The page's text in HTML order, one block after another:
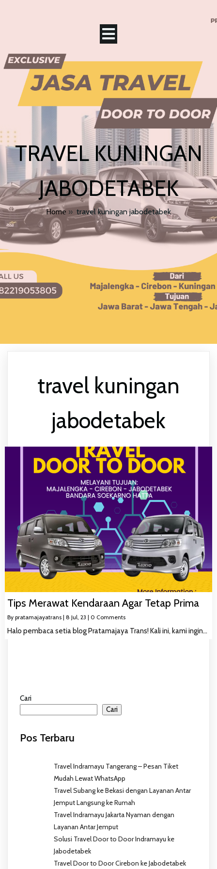
TRAVEL KUNINGAN
JABODETABEK
Home » travel kuningan jabodetabek
travel kuningan
jabodetabek
Tips Merawat Kendaraan Agar Tetap Prima
By pratamajayatrans | 8 Jul, 23 | 0 Comments
Halo pembaca setia blog Pratamajaya Trans! Kali ini, kami ingin…
Cari
Cari
Pos Terbaru
Travel Indramayu Tangerang – Pesan Tiket
Mudah Lewat WhatsApp
Travel Subang ke Bekasi dengan Layanan Antar
Jemput Langsung ke Rumah
Travel Indramayu Jakarta Nyaman dengan
Layanan Antar Jemput
Solusi Travel Door to Door Indramayu ke
Jabodetabek
Travel Door to Door Cirebon ke Jabodetabek